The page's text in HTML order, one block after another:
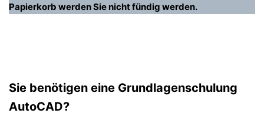
Papierkorb werden Sie nicht fündig werden.
Sie benötigen eine Grundlagenschulung
AutoCAD?